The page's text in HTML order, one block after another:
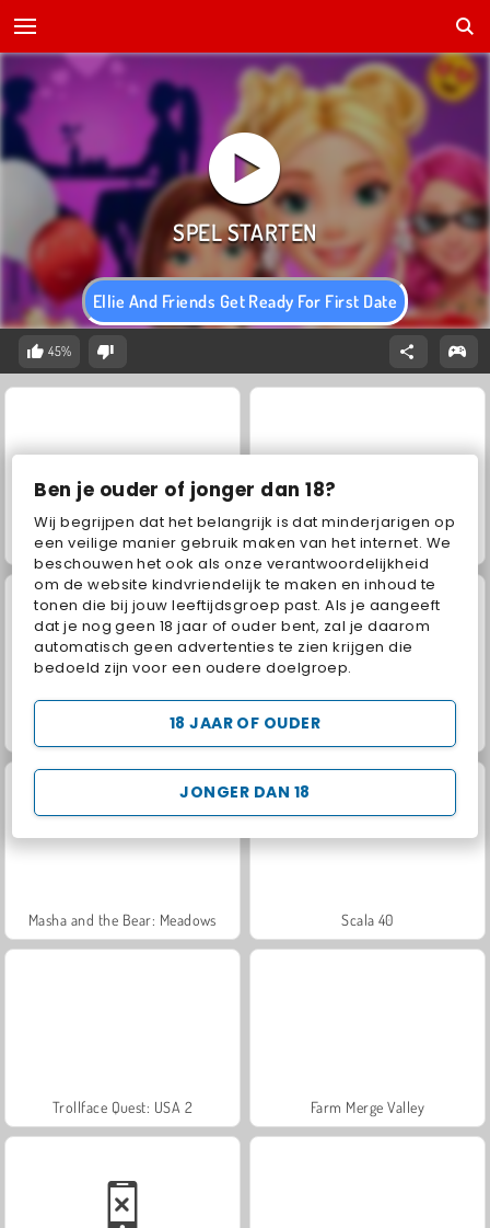
Ben je ouder of jonger dan 18?
Wij begrijpen dat het belangrijk is dat minderjarigen op
een veilige manier gebruik maken van het internet. We
beschouwen het ook als onze verantwoordelijkheid
om de website kindvriendelijk te maken en inhoud te
tonen die bij jouw leeftijdsgroep past. Als je aangeeft
dat je nog geen 18 jaar of ouder bent, zal je daarom
automatisch geen advertenties te zien krijgen die
bedoeld zijn voor een oudere doelgroep.
JONGER DAN 18
18 JAAR OF OUDER
Ellie And Friends Get Ready For First Date
45%
Juice Merge
Jewel Garden Story Grand Mahjong Connect
Masha and the Bear: Meadows Scala 40
Trollface Quest: USA 2 Farm Merge Valley